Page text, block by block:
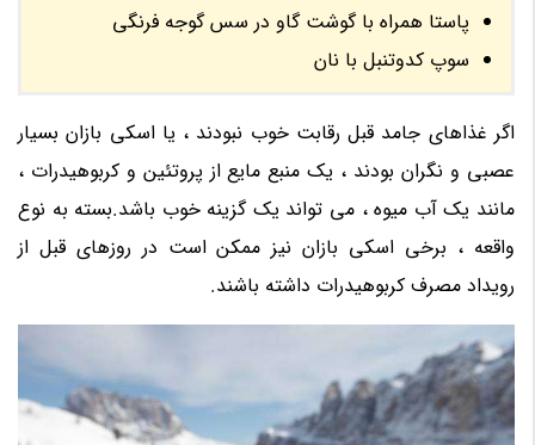
پاستا همراه با گوشت گاو در سس گوجه فرنگی
سوپ کدوتنبل با نان
اگر غذاهای جامد قبل رقابت خوب نبودند ، یا اسکی بازان بسیار
عصبی و نگران بودند ، یک منبع مایع از پروتئین و کربوهیدرات ،
مانند یک آب میوه ، می تواند یک گزینه خوب باشد.بسته به نوع
واقعه ، برخی اسکی بازان نیز ممکن است در روزهای قبل از
رویداد مصرف کربوهیدرات داشته باشند.